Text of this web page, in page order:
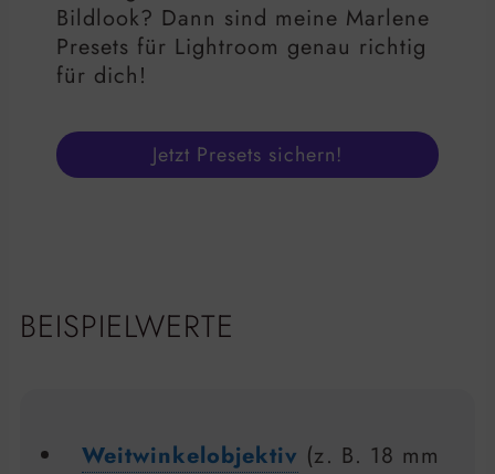
Bildlook? Dann sind meine Marlene
Presets für Lightroom genau richtig
für dich!
Jetzt Presets sichern!
BEISPIELWERTE
Weitwinkelobjektiv (z. B. 18 mm